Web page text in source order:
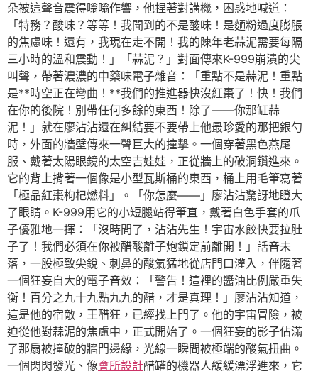
朵被這聲音震得嗡嗡作響，他捏著對講機，困惑地喊道：
「特務？酸味？等等！我聞到的不是酸味！是麵粉過度膨脹
的焦慮味！還有，我現在走不開！我的陳年老蒜泥需要每隔
三小時的溫和震動！」「蒜泥？」對面傳來K-999崩潰的尖
叫聲，帶著濃濃的中藥味電子雜音：「重點不是蒜泥！重點
是**時空正在彎曲！**我們的推進器快沒紅棗了！快！我們
在你的後院！別帶任何多餘的東西！除了——你那缸蒜
泥！」就在廖沾沾還在糾結要不要帶上他最珍愛的那把銀勺
時，外面的牆壁傳來一聲巨大的撞擊。一個穿著黑色燕尾
服、戴著太陽眼鏡的太空吉娃娃，正從牆上的破洞鑽進來。
它的背上揹著一個像是小型瓦斯桶的東西，桶上用毛筆寫著
「極品紅棗枸杞燃料」。「你怎麼——」廖沾沾驚訝地瞪大
了眼睛。K-999用它的小短腿站得筆直，戴著白色手套的爪
子優雅地一揮：「沒時間了，沾沾先生！宇宙水餃快要拉肚
子了！我們必須在你被醋酸離子炮鎖定前離開！」話音未
落，一股極致尖銳、刺鼻的酸氣猛地從店門口灌入，伴隨著
一個狂妄自大的電子音效：「警告！這裡的醬油比例嚴重失
衡！百分之九十九點九九的醋，才是真理！」廖沾沾知道，
這是他的宿敵，王醋狂，已經找上門了。他的宇宙冒險，被
迫從他對蒜泥的焦慮中，正式開始了。一個狂妄的影子佔滿
了那扇被撞破的牆門邊緣，光線一瞬間被極端的酸氣扭曲。
一個閃閃發光、像會所設計醋罐的機器人緩緩漂浮進來，它